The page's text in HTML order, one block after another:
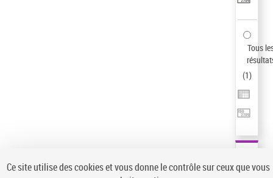
Tous
(1)
Ce site utilise des cookies et vous donne le contrôle sur ceux que vous